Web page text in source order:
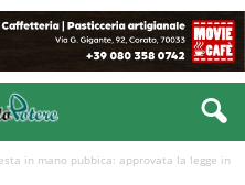
in mano pubbica: approvata la legge in